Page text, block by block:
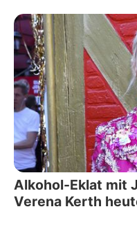
Alkohol-Eklat mit
Verena Kerth